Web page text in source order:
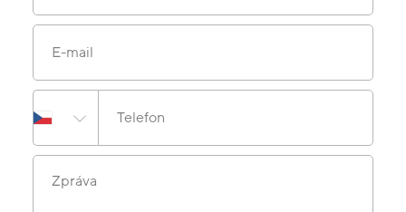
E-mail
Telefon
Zpráva